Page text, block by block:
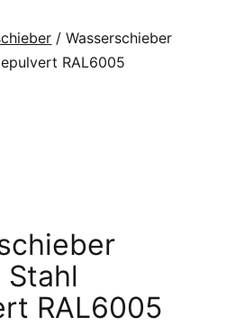
/ Wasserschieber
RAL6005
RAL6005